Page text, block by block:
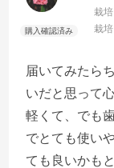
栽
栽
届いてみたら
いだと思って
軽くて、でも
でとても使い
ても良いかも